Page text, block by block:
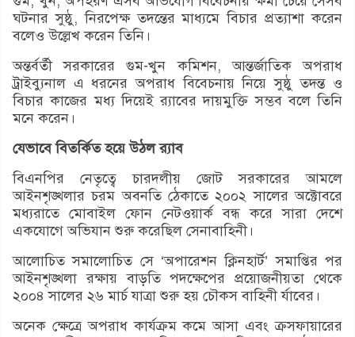
ঘটনার সুষ্ঠু, নিরপেক্ষ তদন্তের মাধ্যমে বিচার প্রত্যাশা করেন
বলেও উল্লেখ করেন তিনি।
অন্তর্বর্তী সরকারের গুম-খুন কমিশন, আন্তর্জাতিক অপরাধ
ট্রাইব্যুনাল এ ধরনের অপরাধ বিবেচনায় নিয়ে সুষ্ঠু তদন্ত ও
বিচার কাজের মধ্য দিয়েই র‌্যাবের দায়মুক্তি সম্ভব বলে তিনি
মনে করেন।
যেভাবে বিতর্কিত হয়ে উঠল র‌্যাব
বিএনপির নেতৃত্বে চারদলীয় জোট সরকারের আমলে
আইনশৃঙ্খলার চরম অবনতি ঠেকাতে ২০০২ সালের অক্টোবরে
মধ্যরাতে মোবাইল ফোন নেটওয়ার্ক বন্ধ করে সারা দেশে
একযোগে অভিযান শুরু করেছিল সেনাবাহিনী।
আলোচিত সমালোচিত সে ‘অপারেশন ক্লিনহার্ট’ সমাপ্তির পর
আইনশৃঙ্খলা রক্ষায় বাড়তি পদক্ষেপের প্রয়োজনীয়তা থেকে
২০০৪ সালের ২৬ মার্চ যাত্রা শুরু হয় চৌকস বাহিনী র্যাবের।
অনেক ক্ষেত্রে অপরাধ কার্যক্রম কমে আসা এবং ক্রসফায়ারের